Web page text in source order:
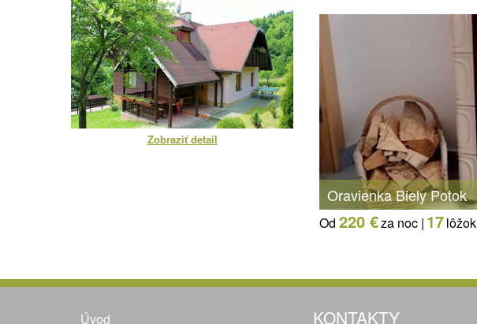
Zobraziť detail
Oravienka Biely Potok
Od 220 €za noc | 17lôžok
Úvod KONTAKTY